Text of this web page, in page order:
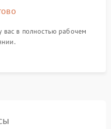
вас в полностью рабочем